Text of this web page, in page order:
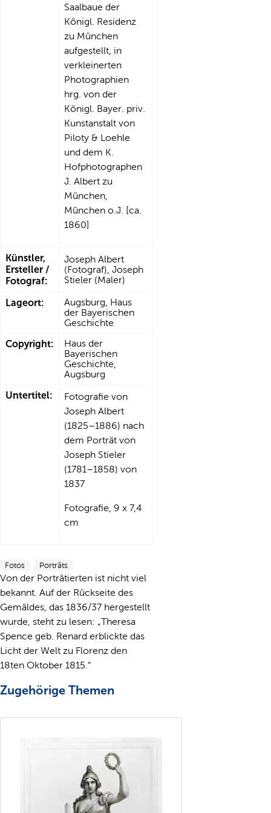
Saalbaue der
Königl. Residenz
zu München
aufgestellt, in
verkleinerten
Photographien
hrg. von der
Königl. Bayer. priv.
Kunstanstalt von
Piloty & Loehle
und dem K.
Hofphotographen
J. Albert zu
München,
München o.J. [ca.
1860]
Künstler,
Ersteller /
Fotograf:
Joseph Albert
(Fotograf), Joseph
Stieler (Maler)
Lageort:
Augsburg, Haus
der Bayerischen
Geschichte
Copyright:
Haus der
Bayerischen
Geschichte,
Augsburg
Untertitel:
Fotografie von
Joseph Albert
(1825–1886) nach
dem Porträt von
Joseph Stieler
(1781–1858) von
1837
Fotografie, 9 x 7,4
cm
Fotos Porträts
Von der Porträtierten ist nicht viel
bekannt. Auf der Rückseite des
Gemäldes, das 1836/37 hergestellt
wurde, steht zu lesen: „Theresa
Spence geb. Renard erblickte das
Licht der Welt zu Florenz den
18ten Oktober 1815.“
Zugehörige Themen